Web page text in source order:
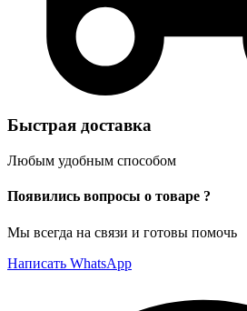
Быстрая доставка
Любым удобным способом
Появились вопросы о товаре ?
Мы всегда на связи и готовы помочь
Написать WhatsApp